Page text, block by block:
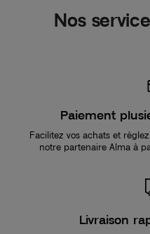
Nos
Paiement
Facilitez vos achats et
notre partenaire Alma à
Livraison